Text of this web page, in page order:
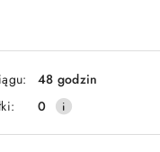
Wyślij
48 godzin
0